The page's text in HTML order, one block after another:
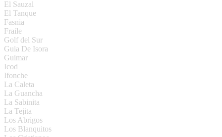
El Sauzal
El Tanque
Fasnia
Fraile
Golf del Sur
Guia De Isora
Guimar
Icod
Ifonche
La Caleta
La Guancha
La Sabinita
La Tejita
Los Abrigos
Los Blanquitos